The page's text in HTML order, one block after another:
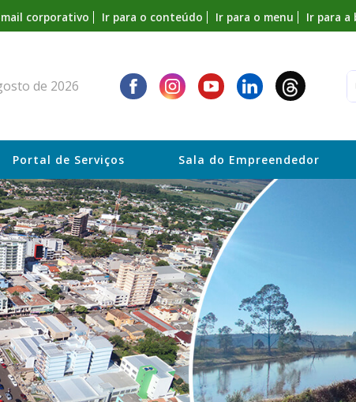
mail corporativo Ir para o conteúdo Ir para o menu Ir para a
de 2026
Portal de Serviços Sala do Empreendedor